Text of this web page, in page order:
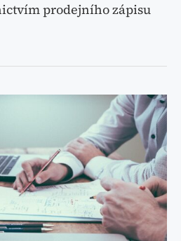
prodejního zápisu